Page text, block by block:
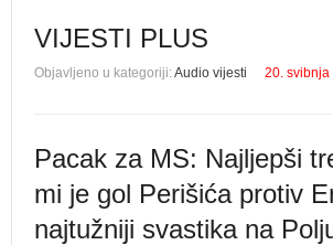
VIJESTI PLUS
Objavljeno u kategoriji:Audio vijesti 20. svibnja
Pacak za MS: Najljepši
mi je gol Perišića protiv
najtužniji svastika na